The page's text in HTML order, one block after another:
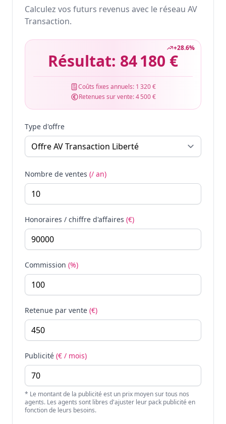
Calculez vos futurs revenus avec le réseau AV
Transaction.
+28.6%
Résultat: 84 180 €
Coûts fixes annuels: 1 320 €
Retenues sur vente:4 500 €
Type d'offre
Nombre de ventes (/ an)
Honoraires / chiffre d'affaires (€)
Commission (%)
Retenue par vente (€)
Publicité (€ / mois)
* Le montant de la publicité est un prix moyen sur tous nos
agents. Les agents sont libres d'ajuster leur pack publicité en
fonction de leurs besoins.